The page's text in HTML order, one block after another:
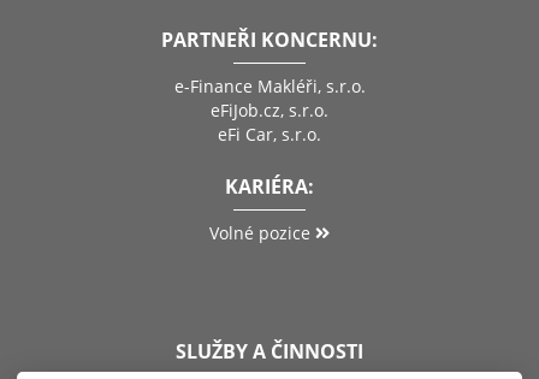
PARTNEŘI KONCERNU:
e-Finance Makléři, s.r.o.
eFiJob.cz, s.r.o.
eFi Car, s.r.o.
KARIÉRA:
Volné pozice
SLUŽBY A ČINNOSTI